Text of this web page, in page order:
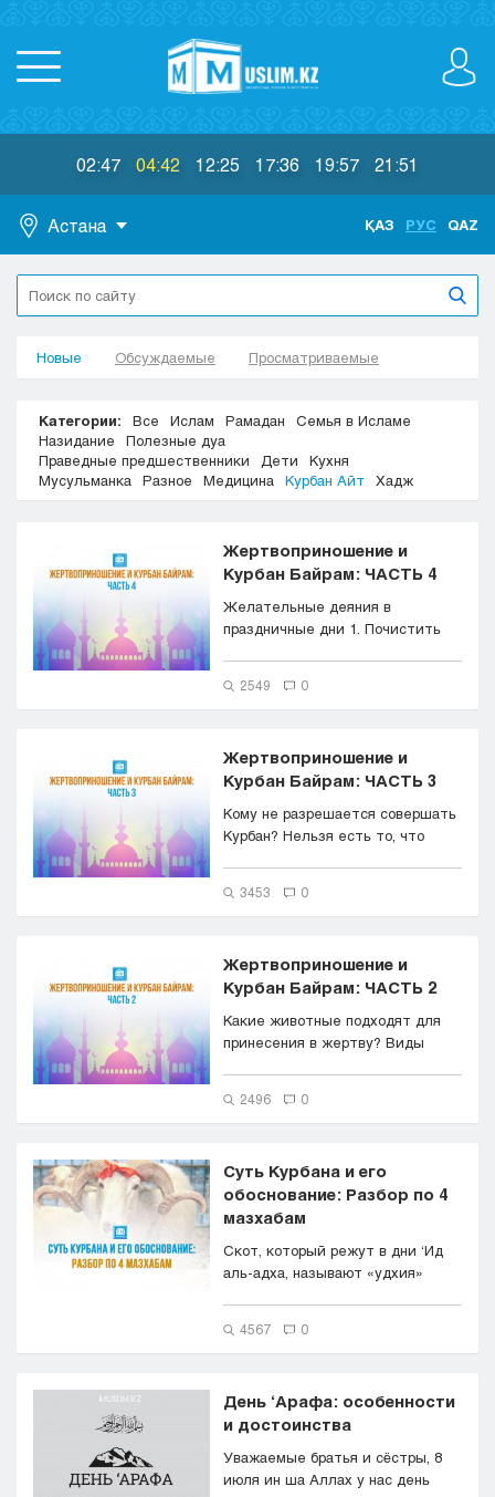
02:47 04:42 12:25 17:36 19:57 21:51
Астана
Астана
Алматы
Актобе
Атырау
Караганда
Кокшетау
Костанай
Петропавловск
Талдыкорган
Тараз
Туркестан
ҚАЗ РУС QAZ
Новые Обсуждаемые Просматриваемые
Категории: Все Ислам Рамадан
Семья в Исламе
Назидание
Полезные дуа
Праведные предшественники
Дети
Кухня
Мусульманка
Разное Медицина Курбан Айт Хадж
Жертвоприношение и
Курбан Байрам: ЧАСТЬ 4
Желательные деяния в
праздничные дни 1. Почистить
2549 0
Жертвоприношение и
Курбан Байрам: ЧАСТЬ 3
Кому не разрешается совершать
Курбан? Нельзя есть то, что
3453 0
Жертвоприношение и
Курбан Байрам: ЧАСТЬ 2
Какие животные подходят для
принесения в жертву? Виды
2496 0
Суть Курбана и его
обоснование: Разбор по 4
мазхабам
Скот, который режут в дни ‘Ид
аль-адха, называют «удхия»
4567 0
День ‘Арафа: особенности
и достоинства
Уважаемые братья и сёстры, 8
июля ин ша Аллах у нас день